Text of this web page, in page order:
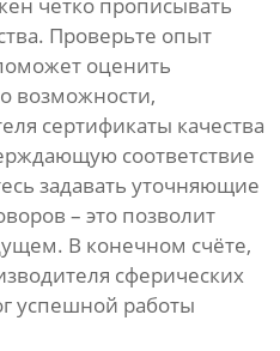
четко прописывать
Проверьте опыт
оценить
возможности,
сертификаты качества
соответствие
задавать уточняющие
– это позволит
В конечном счёте,
сферических
успешной работы